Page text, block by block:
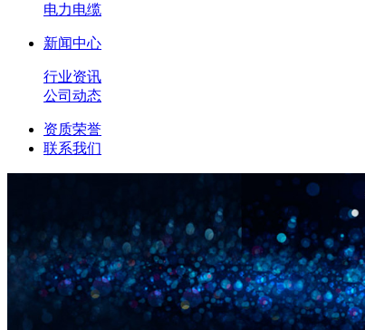
电力电缆
新闻中心
行业资讯
公司动态
资质荣誉
联系我们